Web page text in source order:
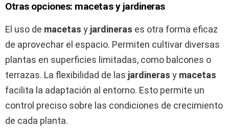
Otras opciones: macetas y jardineras
El uso de macetas y jardineras es otra forma eficaz
de aprovechar el espacio. Permiten cultivar diversas
plantas en superficies limitadas, como balcones o
terrazas. La flexibilidad de las jardineras y macetas
facilita la adaptación al entorno. Esto permite un
control preciso sobre las condiciones de crecimiento
de cada planta.